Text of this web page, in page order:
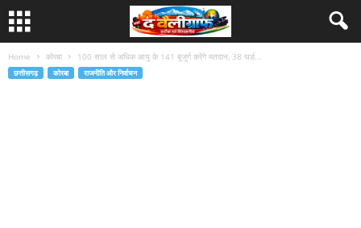
Home कोरबा 100 साल से अधिक आयु के 141 बुजुर्ग करेंगे मतदान, 38 थर्ड...
छत्तीसगढ़ कोरबा राजनीति और निर्वाचन